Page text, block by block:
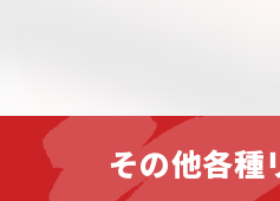
その他各種